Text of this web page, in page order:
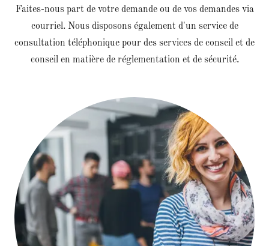
Faites-nous part de votre demande ou de vos demandes via
courriel. Nous disposons également d'un service de
consultation téléphonique pour des services de conseil et de
conseil en matière de réglementation et de sécurité.